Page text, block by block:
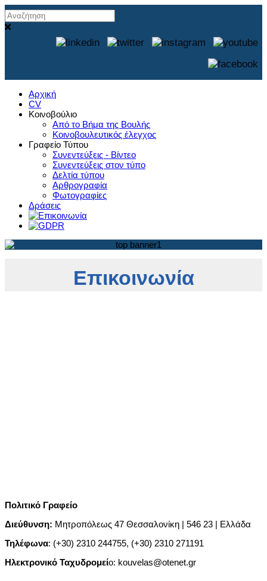
Αρχική
CV
Κοινοβούλιο
Από το Βήμα της Βουλής
Κοινοβουλευτικός έλεγχος
Γραφείο Τύπου
Συνεντεύξεις - Βίντεο
Συνεντεύξεις στον τύπο
Δελτία τύπου
Αρθρογραφία
Φωτογραφίες
Δράσεις
Επικοινωνία
Πολιτικό Γραφείο
Διεύθυνση: Μητροπόλεως 47 Θεσσαλονίκη | 546 23 | Ελλάδα
Τηλέφωνα: (+30) 2310 244755, (+30) 2310 271191
Ηλεκτρονικό Ταχυδρομείο: kouvelas@otenet.gr